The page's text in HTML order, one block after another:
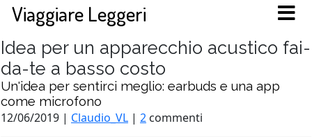
Viaggiare Leggeri
Idea per un apparecchio acustico fai-
da-te a basso costo
Un'idea per sentirci meglio: earbuds e una app
come microfono
12/06/2019 | Claudio_VL | 2 commenti